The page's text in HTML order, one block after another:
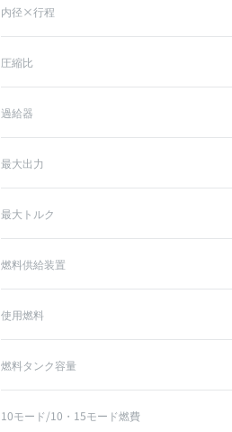
内径×行程
圧縮比
過給器
最大出力
最大トルク
燃料供給装置
使用燃料
燃料タンク容量
10モード/10・15モード燃費